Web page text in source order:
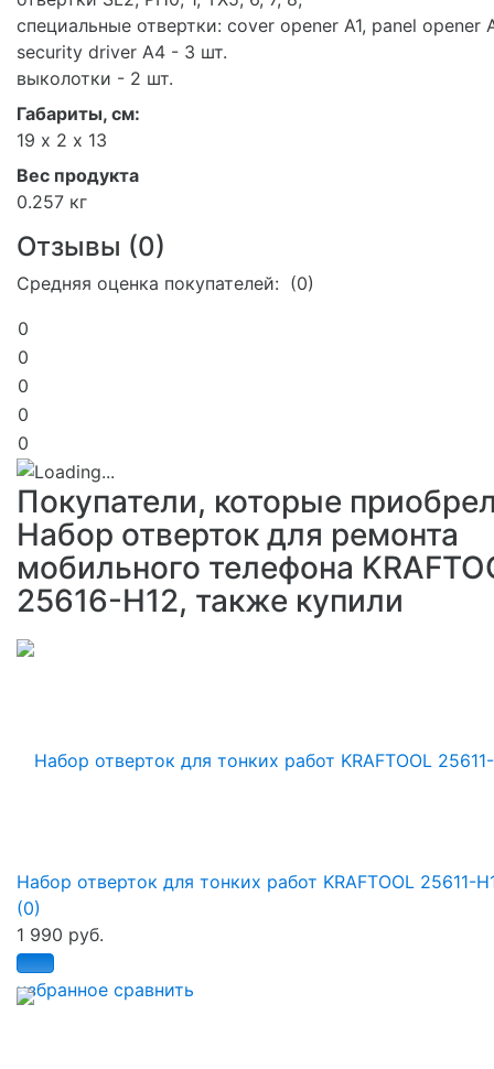
специальные отвертки: cover opener A1, panel opener
security driver A4 - 3 шт.
выколотки - 2 шт.
Габариты, см:
19 х 2 х 13
Вес продукта
0.257 кг
Отзывы (0)
Средняя оценка покупателей: (0)
0
0
0
0
0
Покупатели, которые
Набор отверток для ремонта
мобильного телефона
25616-H12, также купили
избранное сравнить
Набор отверток для тонких работ KRAFTOOL 25611-
(0)
1 990 руб.